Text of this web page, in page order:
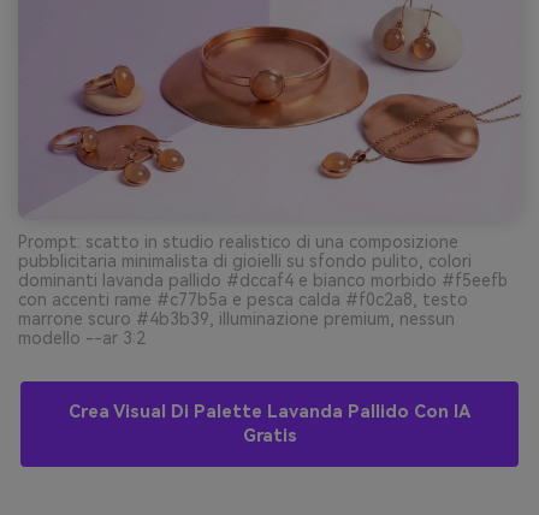
Prompt: scatto in studio realistico di una composizione
pubblicitaria minimalista di gioielli su sfondo pulito, colori
dominanti lavanda pallido #dccaf4 e bianco morbido #f5eefb
con accenti rame #c77b5a e pesca calda #f0c2a8, testo
marrone scuro #4b3b39, illuminazione premium, nessun
modello --ar 3:2
Crea Visual Di Palette Lavanda Pallido Con IA
Gratis